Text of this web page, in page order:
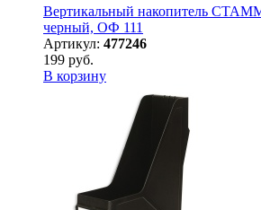
Вертикальный накопитель
черный, ОФ 111
Артикул: 477246
199 руб.
В корзину